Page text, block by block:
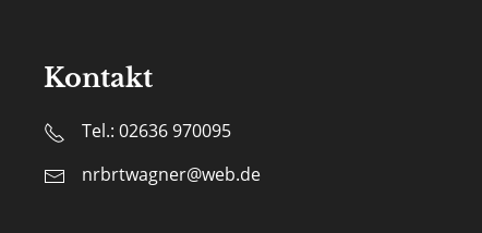
Kontakt
Tel.: 02636 970095
nrbrtwagner@web.de